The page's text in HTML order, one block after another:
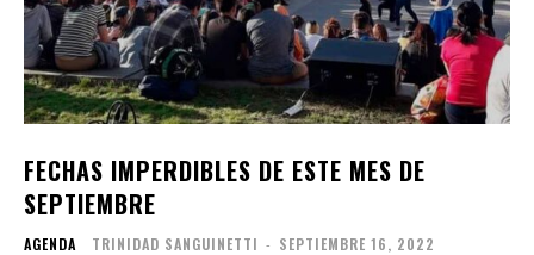
FECHAS IMPERDIBLES DE ESTE MES DE
SEPTIEMBRE
AGENDA TRINIDAD SANGUINETTI - SEPTIEMBRE 16, 2022